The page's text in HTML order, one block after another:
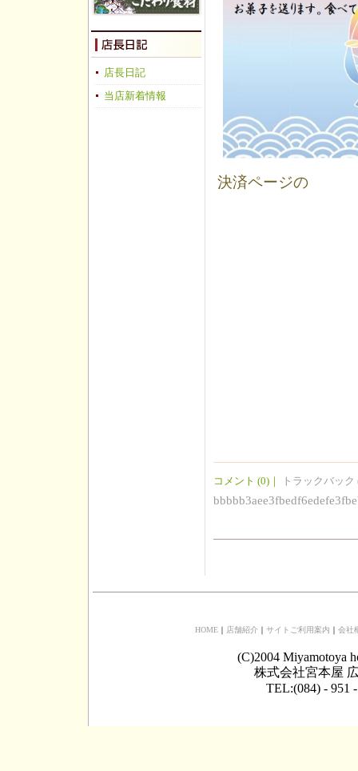
店長日記
当店新着情報
決済ページの
コメント (0) ｜ トラックバック
HOME ｜ 店舗紹介 ｜ サイトご利用案内 ｜ 会社
(C)2004 Miyamotoya
株式会社宮本屋
TEL:(084) - 951